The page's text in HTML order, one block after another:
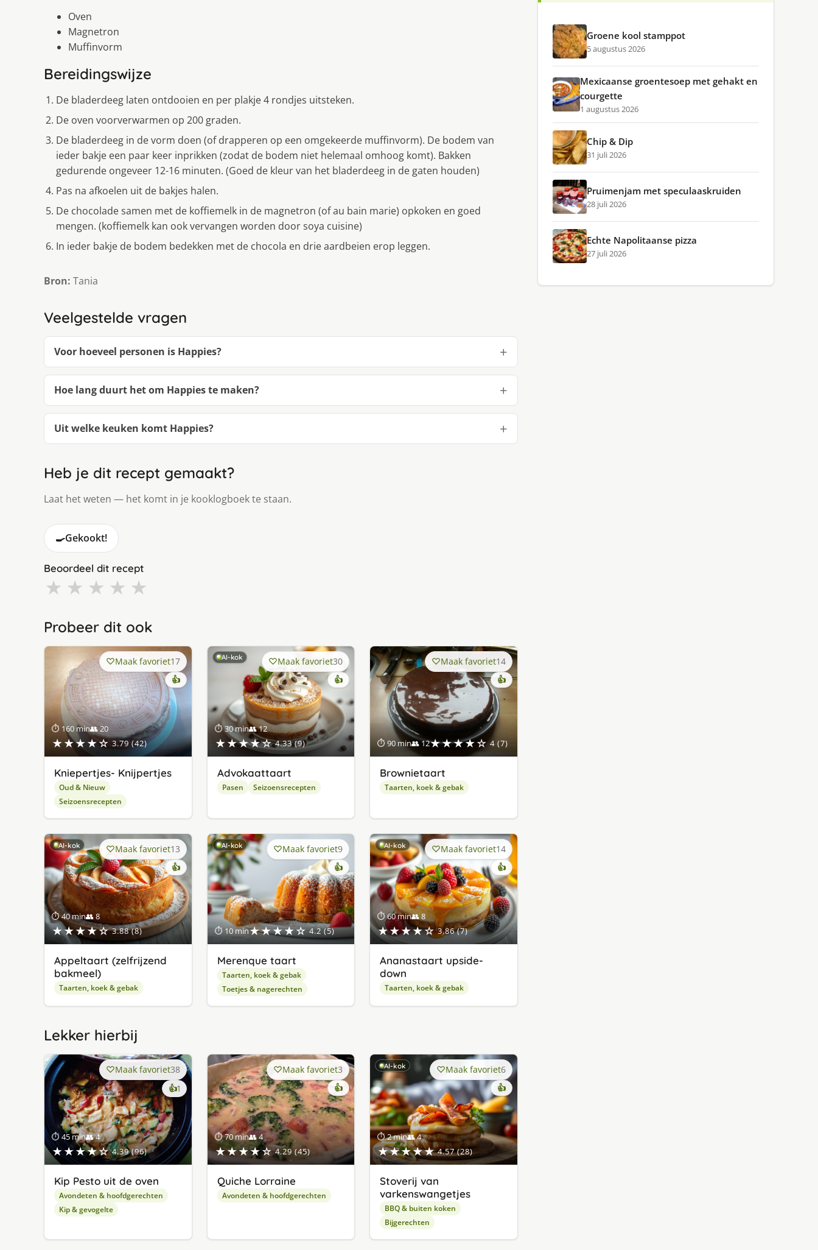
Oven
Magnetron
Muffinvorm
Bereidingswijze
De bladerdeeg laten ontdooien en per plakje 4 rondjes uitsteken.
De oven voorverwarmen op 200 graden.
De bladerdeeg in de vorm doen (of drapperen op een omgekeerde muffinvorm). De bodem van
ieder bakje een paar keer inprikken (zodat de bodem niet helemaal omhoog komt). Bakken
gedurende ongeveer 12-16 minuten. (Goed de kleur van het bladerdeeg in de gaten houden)
Pas na afkoelen uit de bakjes halen.
De chocolade samen met de koffiemelk in de magnetron (of au bain marie) opkoken en goed
mengen. (koffiemelk kan ook vervangen worden door soya cuisine)
In ieder bakje de bodem bedekken met de chocola en drie aardbeien erop leggen.
Bron: Tania
Veelgestelde vragen
Voor hoeveel personen is Happies?
Hoe lang duurt het om Happies te maken?
Uit welke keuken komt Happies?
Heb je dit recept gemaakt?
Laat het weten — het komt in je kooklogboek te staan.
🍳Gekookt!
Beoordeel dit recept
★ ★ ★ ★ ★
Probeer dit ook
⏱ 160 min👥 20
★★★★☆ 3.79 (42)
Maak favoriet17
👍
Kniepertjes- Knijpertjes
Oud & Nieuw
Seizoensrecepten
AI-kok
⏱ 30 min👥 12
★★★★☆ 4.33 (9)
Maak favoriet30
👍
Advokaattaart
Pasen Seizoensrecepten
⏱ 90 min👥 12★★★★☆ 4 (7)
Maak favoriet14
👍
Brownietaart
Taarten, koek & gebak
AI-kok
⏱ 40 min👥 8
★★★★☆ 3.88 (8)
Maak favoriet13
👍
Appeltaart (zelfrijzend
bakmeel)
Taarten, koek & gebak
AI-kok
⏱ 10 min★★★★☆ 4.2 (5)
Maak favoriet9
👍
Merenque taart
Taarten, koek & gebak
Toetjes & nagerechten
AI-kok
⏱ 60 min👥 8
★★★★☆ 3.86 (7)
Maak favoriet14
👍
Ananastaart upside-
down
Taarten, koek & gebak
Lekker hierbij
⏱ 45 min👥 4
★★★★☆ 4.39 (96)
Maak favoriet38
👍1keer
lekker
gevonden
Kip Pesto uit de oven
Avondeten & hoofdgerechten
Kip & gevogelte
⏱ 70 min👥 4
★★★★☆ 4.29 (45)
Maak favoriet3
👍
Quiche Lorraine
Avondeten & hoofdgerechten
AI-kok
⏱ 2 min👥 4
★★★★★ 4.57 (28)
Maak favoriet6
👍
Stoverij van
varkenswangetjes
BBQ & buiten koken
Bijgerechten
Groene kool stamppot
5 augustus 2026
Mexicaanse groentesoep met gehakt en
courgette
1 augustus 2026
Chip & Dip
31 juli 2026
Pruimenjam met speculaaskruiden
28 juli 2026
Echte Napolitaanse pizza
27 juli 2026